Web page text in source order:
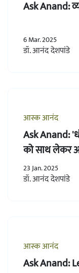
Ask Anand:
6 Mar. 2025
डॉ. आनंद देशपांडे
आस्क आनंद
Ask Anand:
को साथ लेकर
23 Jan. 2025
डॉ. आनंद देशपांडे
आस्क आनंद
Ask Anand: